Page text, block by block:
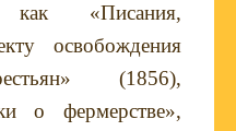
как «Писания,
освобождения
(1856),
о фермерстве»,